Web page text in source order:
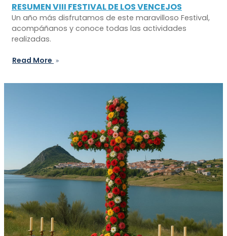
RESUMEN VIII FESTIVAL DE LOS VENCEJOS
Un año más disfrutamos de este maravilloso Festival,
acompáñanos y conoce todas las actividades
realizadas.
Read More